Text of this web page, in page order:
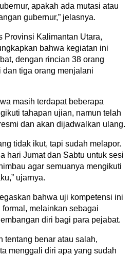
apakah ada mutasi atau
gubernur,” jelasnya.
Provinsi Kalimantan Utara,
bahwa kegiatan ini
dengan rincian 38 orang
tiga orang menjalani
masih terdapat beberapa
tahapan ujian, namun telah
dan akan dijadwalkan ulang.
tidak ikut, tapi sudah melapor.
hari Jumat dan Sabtu untuk sesi
agar semuanya mengikuti
ujarnya.
bahwa uji kompetensi ini
melainkan sebagai
diri bagi para pejabat.
tentang benar atau salah,
menggali diri apa yang sudah